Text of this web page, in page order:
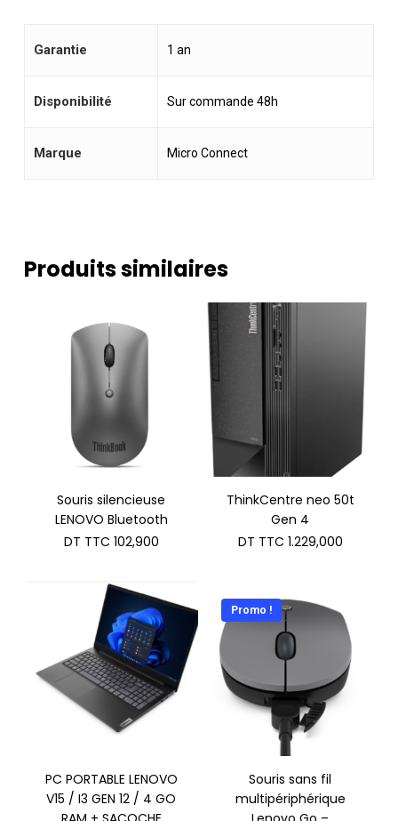
Garantie 1 an
Disponibilité Sur commande 48h
Marque Micro Connect
Produits similaires
Souris silencieuse
LENOVO Bluetooth
DT TTC 102,900
ThinkCentre neo 50t
Gen 4
DT TTC 1.229,000
PC PORTABLE LENOVO
V15 / I3 GEN 12 / 4 GO
Promo !
Souris sans fil
multipériphérique